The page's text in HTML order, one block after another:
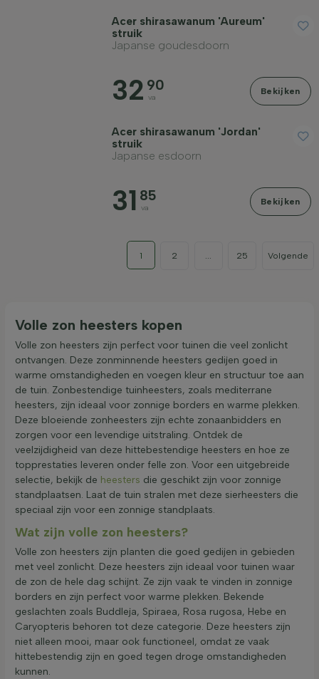
Acer shirasawanum 'Aureum'
struik
Japanse goudesdoorn
32 90
va
Bekijken
Acer shirasawanum 'Jordan'
struik
Japanse esdoorn
31 85
va
Bekijken
1 2 25 Volgende
Volle zon heesters kopen
Volle zon heesters zijn perfect voor tuinen die veel zonlicht
ontvangen. Deze zonminnende heesters gedijen goed in
warme omstandigheden en voegen kleur en structuur toe aan
de tuin. Zonbestendige tuinheesters, zoals mediterrane
heesters, zijn ideaal voor zonnige borders en warme plekken.
Deze bloeiende zonheesters zijn echte zonaanbidders en
zorgen voor een levendige uitstraling. Ontdek de
veelzijdigheid van deze hittebestendige heesters en hoe ze
topprestaties leveren onder felle zon. Voor een uitgebreide
selectie, bekijk de heesters die geschikt zijn voor zonnige
standplaatsen. Laat de tuin stralen met deze sierheesters die
speciaal zijn voor een zonnige standplaats.
Wat zijn volle zon heesters?
Volle zon heesters zijn planten die goed gedijen in gebieden
met veel zonlicht. Deze heesters zijn ideaal voor tuinen waar
de zon de hele dag schijnt. Ze zijn vaak te vinden in zonnige
borders en zijn perfect voor warme plekken. Bekende
geslachten zoals Buddleja, Spiraea, Rosa rugosa, Hebe en
Caryopteris behoren tot deze categorie. Deze heesters zijn
niet alleen mooi, maar ook functioneel, omdat ze vaak
hittebestendig zijn en goed tegen droge omstandigheden
kunnen.